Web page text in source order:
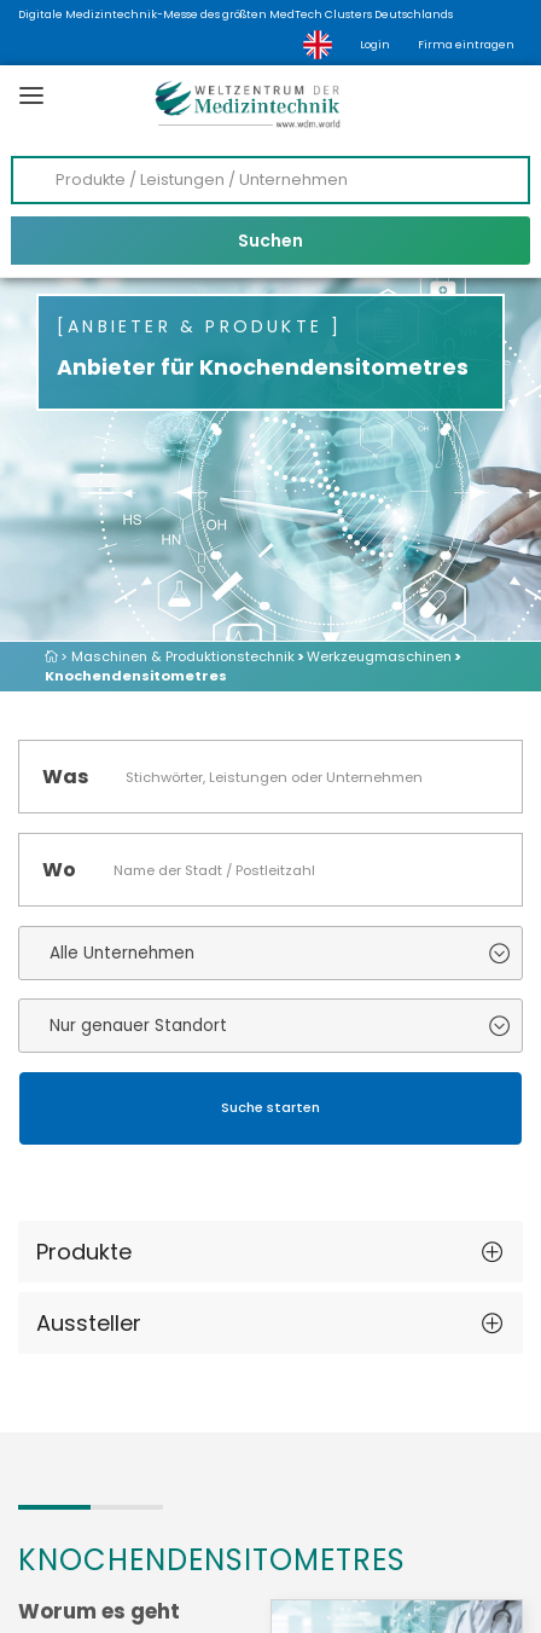
Digitale Medizintechnik-Messe des größten MedTech Clusters Deutschlands
Login Firma eintragen
ANBIETER & PRODUKTE
Anbieter für Knochendensitometres
> Maschinen & Produktionstechnik>Werkzeugmaschinen >
Knochendensitometres
Was
Wo
Produkte
Aussteller
KNOCHENDENSITOMETRES
Worum es geht